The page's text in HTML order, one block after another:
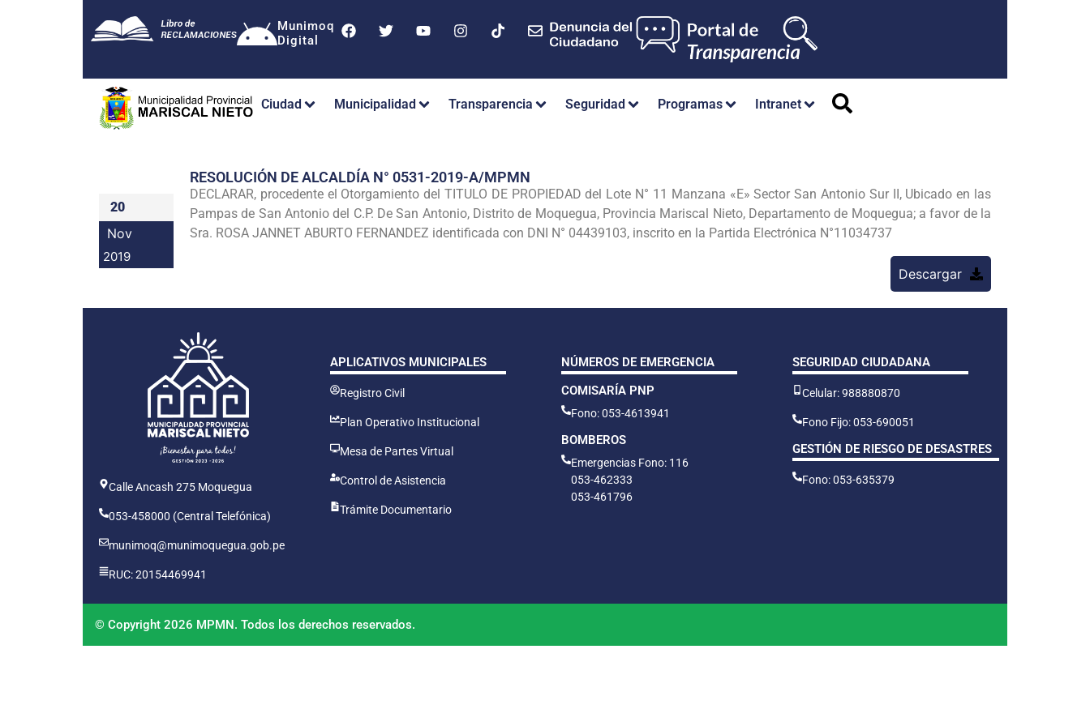
Munimoq
Digital
Ciudad Municipalidad Transparencia Seguridad Programas Intranet
20
Nov
2019
RESOLUCIÓN DE ALCALDÍA N° 0531-2019-A/MPMN
DECLARAR, procedente el Otorgamiento del TITULO DE PROPIEDAD del Lote N° 11 Manzana «E» Sector San Antonio Sur II, Ubicado en las
Pampas de San Antonio del C.P. De San Antonio, Distrito de Moquegua, Provincia Mariscal Nieto, Departamento de Moquegua; a favor de la
Sra. ROSA JANNET ABURTO FERNANDEZ identificada con DNI N° 04439103, inscrito en la Partida Electrónica N°11034737
Descargar
Calle Ancash 275 Moquegua
053-458000 (Central Telefónica)
munimoq@munimoquegua.gob.pe
RUC: 20154469941
APLICATIVOS MUNICIPALES
Registro Civil
Plan Operativo Institucional
Mesa de Partes Virtual
Control de Asistencia
Trámite Documentario
NÚMEROS DE EMERGENCIA
COMISARÍA PNP
Fono: 053-4613941
BOMBEROS
Emergencias Fono: 116
053-462333
053-461796
SEGURIDAD CIUDADANA
Celular: 988880870
Fono Fijo: 053-690051
GESTIÓN DE RIESGO DE DESASTRES
Fono: 053-635379
© Copyright 2026 MPMN. Todos los derechos reservados.